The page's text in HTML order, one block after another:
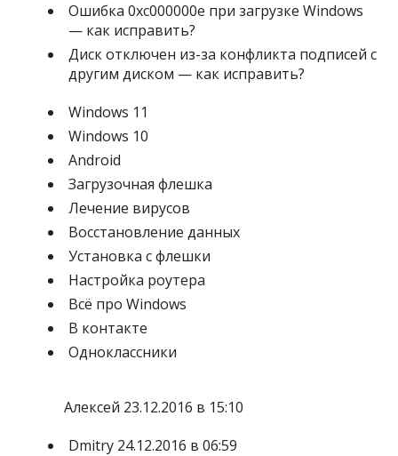
Ошибка 0xc000000e при загрузке Windows
— как исправить?
Диск отключен из-за конфликта подписей с
другим диском — как исправить?
Windows 11
Windows 10
Android
Загрузочная флешка
Лечение вирусов
Восстановление данных
Установка с флешки
Настройка роутера
Всё про Windows
В контакте
Одноклассники
Алексей 23.12.2016 в 15:10
Dmitry 24.12.2016 в 06:59